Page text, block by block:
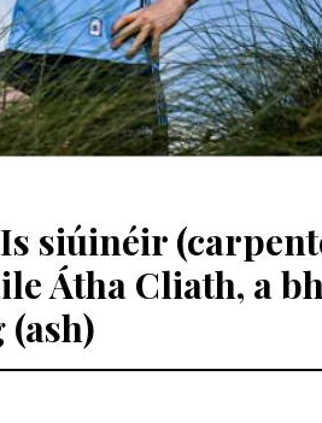
siúinéir
Átha Cliath, a